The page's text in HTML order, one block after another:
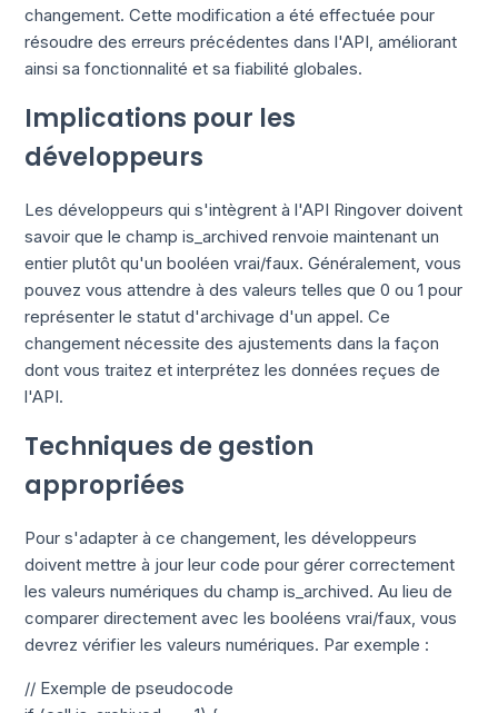
changement. Cette modification a été effectuée pour
résoudre des erreurs précédentes dans l'API, améliorant
ainsi sa fonctionnalité et sa fiabilité globales.
Implications pour les
développeurs
Les développeurs qui s'intègrent à l'API Ringover doivent
savoir que le champ is_archived renvoie maintenant un
entier plutôt qu'un booléen vrai/faux. Généralement, vous
pouvez vous attendre à des valeurs telles que 0 ou 1 pour
représenter le statut d'archivage d'un appel. Ce
changement nécessite des ajustements dans la façon
dont vous traitez et interprétez les données reçues de
l'API.
Techniques de gestion
appropriées
Pour s'adapter à ce changement, les développeurs
doivent mettre à jour leur code pour gérer correctement
les valeurs numériques du champ is_archived. Au lieu de
comparer directement avec les booléens vrai/faux, vous
devrez vérifier les valeurs numériques. Par exemple :
// Exemple de pseudocode